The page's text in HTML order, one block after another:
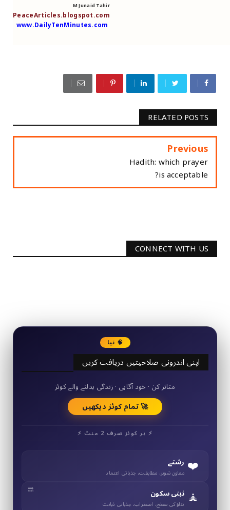
M Junaid Tahir
PeaceArticles.blogspot.com
www.DailyTenMinutes.com
RELATED POSTS
Previous
Hadith: which prayer
is acceptable?
CONNECT WITH US
🧠 نیا
اپنی اندرونی صلاحیتیں دریافت کریں
50+ مختصر کوئز
متاثر کن · خود آگاہی · زندگی بدلنے والے کوئز
🚀 تمام کوئز دیکھیں
⚡ ہر کوئز صرف 2 منٹ ⚡
❤️ رشتے
معاون شوہر، مطابقت، جذباتی اعتماد
🧘 ذہنی سکون
تناؤ کی سطح، اضطراب، جذباتی ذہانت